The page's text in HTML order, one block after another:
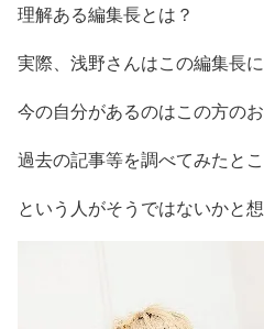
理解ある編集長とは？
実際、浅野さんはこの編集長に
今の自分があるのはこの方の
過去の記事等を調べてみたとこ
という人がそうではないかと